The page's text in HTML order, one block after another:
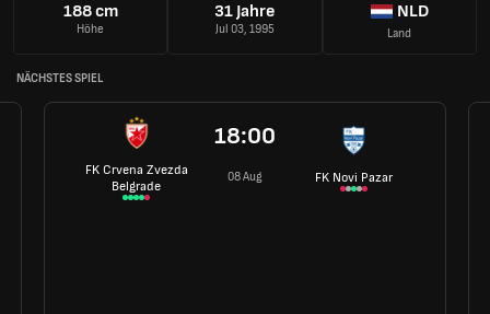
188 cm
Höhe
31 Jahre
Jul 03, 1995
NLD
Land
NÄCHSTES SPIEL
FK Crvena Zvezda
Belgrade
18:00
08 Aug FK Novi Pazar